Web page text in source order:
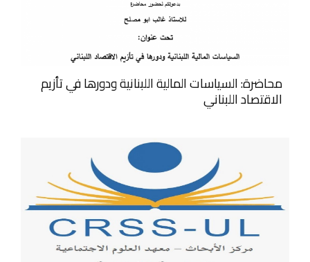
محاضرة: السياسات المالية اللبنانية ودورها في تأزيم
الاقتصاد اللبناني